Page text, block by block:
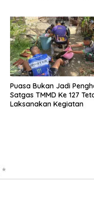
Puasa Bukan Jadi
Satgas TMMD Ke 127
Laksanakan Kegiatan
*